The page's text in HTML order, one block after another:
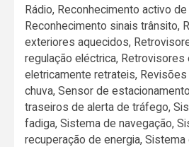
Rádio, Reconhecimento activo
Reconhecimento sinais trânsito,
exteriores aquecidos,
regulação eléctrica, Retrovisores
eletricamente retrateis, Revisões
chuva, Sensor de
traseiros de alerta de tráfego,
fadiga, Sistema de navegação,
recuperação de energia,